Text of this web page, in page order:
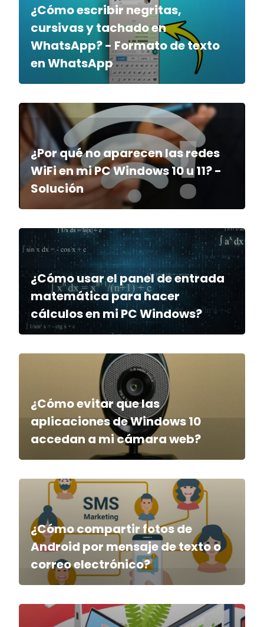
¿Cómo escribir negritas,
cursivas y tachado en
WhatsApp? - Formato de texto
en WhatsApp
¿Por qué no aparecen las redes
WiFi en mi PC Windows 10 u 11? -
Solución
¿Cómo usar el panel de entrada
matemática para hacer
cálculos en mi PC Windows?
¿Cómo evitar que las
aplicaciones de Windows 10
accedan a mi cámara web?
¿Cómo compartir fotos de
Android por mensaje de texto o
correo electrónico?